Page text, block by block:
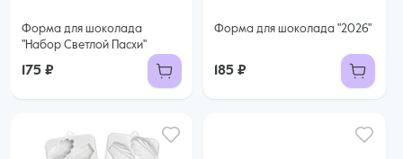
Форма для шоколада
"Набор Светлой Пасхи"
175 ₽
Форма для шоколада "2026"
185 ₽